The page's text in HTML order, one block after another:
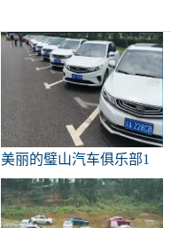
美丽的璧山汽车俱乐部1